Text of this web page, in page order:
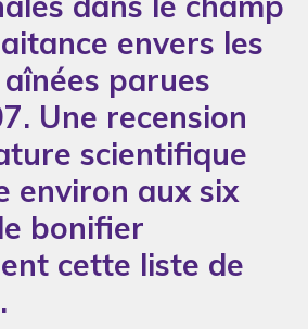
envers les
parues
Une recension
scientifique
environ aux six
bonifier
cette liste de